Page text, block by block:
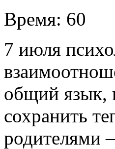
Время: 60
7 июля
общий язык,
сохранить
родителями